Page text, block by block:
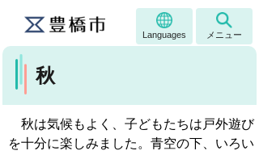
Languages メニュー
秋
秋は気候もよく、子どもたちは戸外遊び
を十分に楽しみました。青空の下、いろい